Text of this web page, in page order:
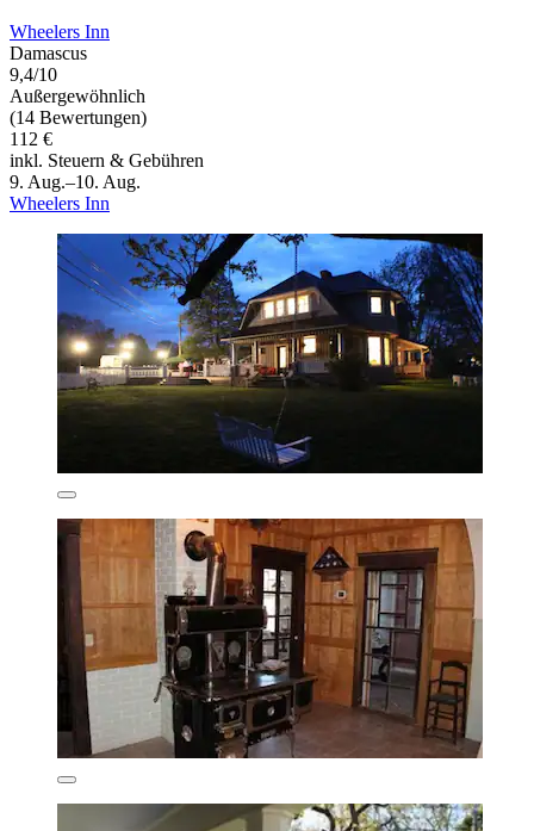
Wheelers Inn
Damascus
9,4/10
Außergewöhnlich
(14 Bewertungen)
112 €
inkl. Steuern & Gebühren
9. Aug.–10. Aug.
Wheelers Inn